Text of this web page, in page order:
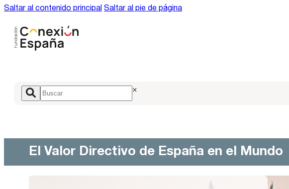
Saltar al contenido principal Saltar al pie de página
×
El Valor Directivo de España en el Mundo